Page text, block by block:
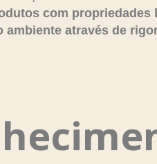
com
ambiente através de